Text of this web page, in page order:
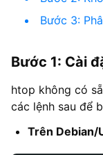
Bước 3:
Bước 1: Cài
htop không có
các lệnh sau để
Trên Debian/